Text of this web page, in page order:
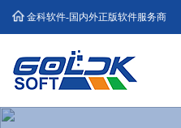
金科软件-国内外正版软件服务商